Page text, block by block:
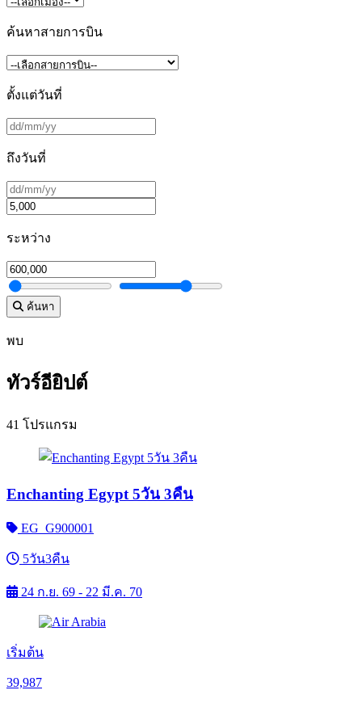
ค้นหาสายการบิน
ตั้งแต่วันที่
ถึงวันที่
ระหว่าง
ค้นหา
พบ
ทัวร์อียิปต์
41 โปรแกรม
Enchanting Egypt 5วัน 3คืน
EG_G900001
5วัน3คืน
24 ก.ย. 69 - 22 มี.ค. 70
เริ่มต้น
39,987